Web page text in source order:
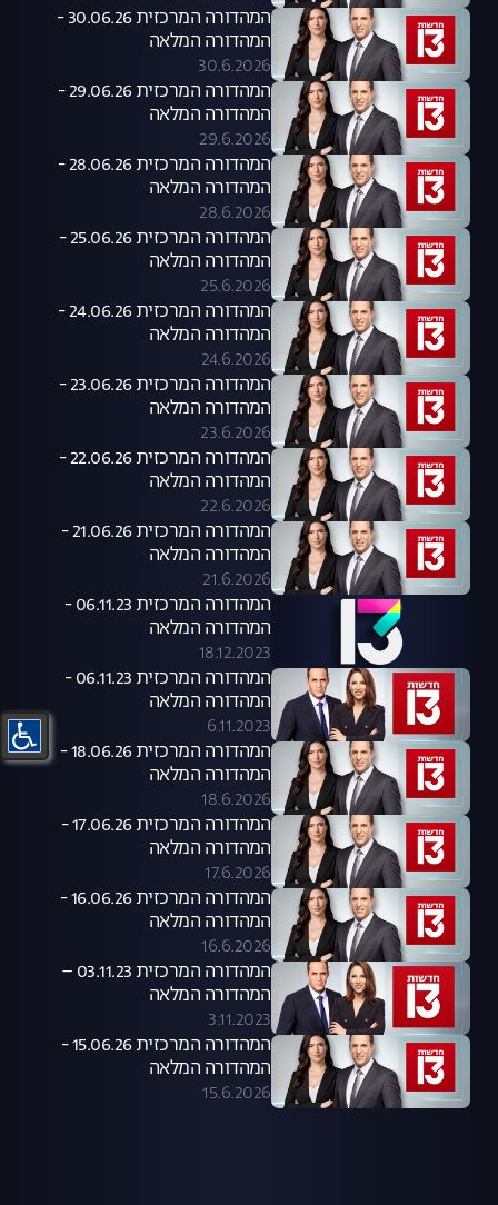
המהדורה המרכזית 30.06.26 -
המהדורה המלאה
30.6.2026
המהדורה המרכזית 29.06.26 -
המהדורה המלאה
29.6.2026
המהדורה המרכזית 28.06.26 -
המהדורה המלאה
28.6.2026
המהדורה המרכזית 25.06.26 -
המהדורה המלאה
25.6.2026
המהדורה המרכזית 24.06.26 -
המהדורה המלאה
24.6.2026
המהדורה המרכזית 23.06.26 -
המהדורה המלאה
23.6.2026
המהדורה המרכזית 22.06.26 -
המהדורה המלאה
22.6.2026
המהדורה המרכזית 21.06.26 -
המהדורה המלאה
21.6.2026
המהדורה המרכזית 06.11.23 -
המהדורה המלאה
18.12.2023
המהדורה המרכזית 06.11.23 -
המהדורה המלאה
6.11.2023
המהדורה המרכזית 18.06.26 -
המהדורה המלאה
18.6.2026
המהדורה המרכזית 17.06.26 -
המהדורה המלאה
17.6.2026
המהדורה המרכזית 16.06.26 -
המהדורה המלאה
16.6.2026
המהדורה המרכזית 03.11.23 –
המהדורה המלאה
3.11.2023
המהדורה המרכזית 15.06.26 -
המהדורה המלאה
15.6.2026